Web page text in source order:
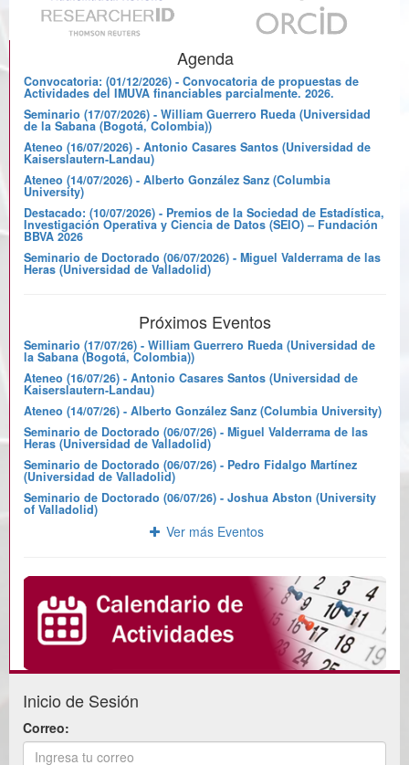
Agenda
Convocatoria: (01/12/2026) - Convocatoria de propuestas de
Actividades del IMUVA financiables parcialmente. 2026.
Seminario (17/07/2026) - William Guerrero Rueda (Universidad
de la Sabana (Bogotá, Colombia))
Ateneo (16/07/2026) - Antonio Casares Santos (Universidad de
Kaiserslautern-Landau)
Ateneo (14/07/2026) - Alberto González Sanz (Columbia
University)
Destacado: (10/07/2026) - Premios de la Sociedad de Estadística,
Investigación Operativa y Ciencia de Datos (SEIO) – Fundación
BBVA 2026
Seminario de Doctorado (06/07/2026) - Miguel Valderrama de las
Heras (Universidad de Valladolid)
Próximos Eventos
Seminario (17/07/26) - William Guerrero Rueda (Universidad de
la Sabana (Bogotá, Colombia))
Ateneo (16/07/26) - Antonio Casares Santos (Universidad de
Kaiserslautern-Landau)
Ateneo (14/07/26) - Alberto González Sanz (Columbia University)
Seminario de Doctorado (06/07/26) - Miguel Valderrama de las
Heras (Universidad de Valladolid)
Seminario de Doctorado (06/07/26) - Pedro Fidalgo Martínez
(Universidad de Valladolid)
Seminario de Doctorado (06/07/26) - Joshua Abston (University
of Valladolid)
Ver más Eventos
Inicio de Sesión
Correo: